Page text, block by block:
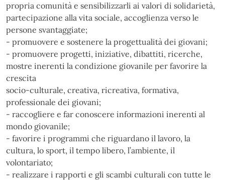
propria comunità e sensibilizzarli ai valori di solidarietà,
partecipazione alla vita sociale, accoglienza verso le
persone svantaggiate;
- promuovere e sostenere la progettualità dei giovani;
- promuovere progetti, iniziative, dibattiti, ricerche,
mostre inerenti la condizione giovanile per favorire la
crescita
socio-culturale, creativa, ricreativa, formativa,
professionale dei giovani;
- raccogliere e far conoscere informazioni inerenti al
mondo giovanile;
- favorire i programmi che riguardano il lavoro, la
cultura, lo sport, il tempo libero, l’ambiente, il
volontariato;
- realizzare i rapporti e gli scambi culturali con tutte le